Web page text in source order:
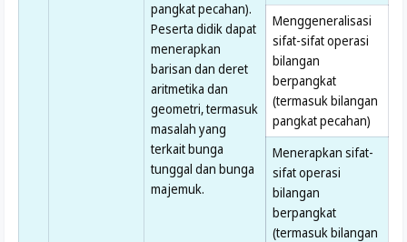
pangkat pecahan).
Peserta didik dapat
menerapkan
barisan dan deret
aritmetika dan
geometri, termasuk
masalah yang
terkait bunga
tunggal dan bunga
majemuk.
Menggeneralisasi
sifat-sifat operasi
bilangan
berpangkat
(termasuk bilangan
pangkat pecahan)
Menerapkan sifat-
sifat operasi
bilangan
berpangkat
(termasuk bilangan